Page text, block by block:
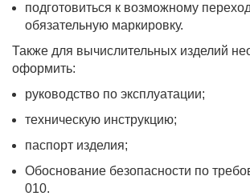
подготовиться к возможному
обязательную маркировку.
Также для вычислительных изделий
оформить:
руководство по эксплуатации;
техническую инструкцию;
паспорт изделия;
Обоснование безопасности по
010.